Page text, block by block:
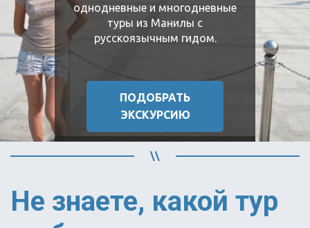
однодневные и многодневные
туры из Манилы с
русскоязычным гидом.
ПОДОБРАТЬ
ЭКСКУРСИЮ
Боракай
Не знаете, какой тур